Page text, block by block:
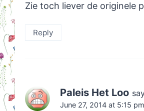
Zie toch liever de originele
Reply
Paleis Het Loo
June 27, 2014 at 5:15 pm